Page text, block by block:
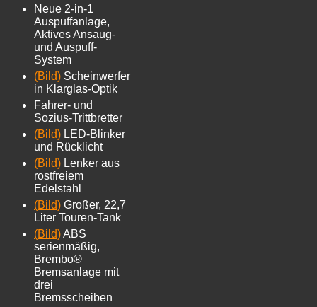
Neue 2-in-1
Auspuffanlage,
Aktives Ansaug-
und Auspuff-
System
(Bild) Scheinwerfer
in Klarglas-Optik
Fahrer- und
Sozius-Trittbretter
(Bild) LED-Blinker
und Rücklicht
(Bild) Lenker aus
rostfreiem
Edelstahl
(Bild) Großer, 22,7
Liter Touren-Tank
(Bild)ABS
serienmäßig,
Brembo®
Bremsanlage mit
drei
Bremsscheiben